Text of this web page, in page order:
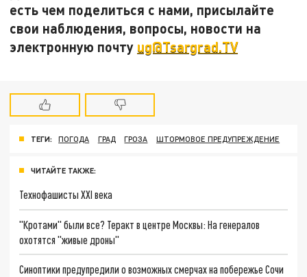
есть чем поделиться с нами, присылайте
свои наблюдения, вопросы, новости на
электронную почту ug@Tsargrad.TV
ТЕГИ: ПОГОДА ГРАД ГРОЗА ШТОРМОВОЕ ПРЕДУПРЕЖДЕНИЕ
ЧИТАЙТЕ ТАКЖЕ:
Технофашисты XXI века
"Кротами" были все? Теракт в центре Москвы: На генералов
охотятся "живые дроны"
Синоптики предупредили о возможных смерчах на побережье Сочи